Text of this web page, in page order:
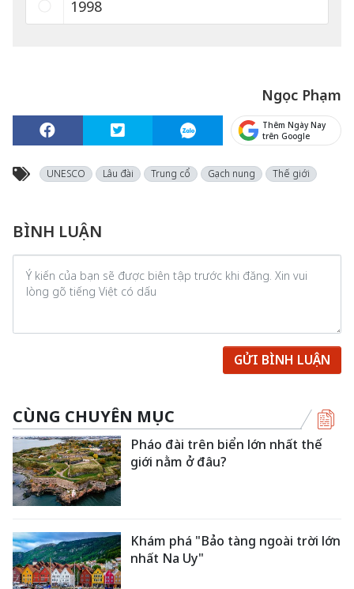
1998
Ngọc Phạm
Thêm Ngày Nay
trên Google
UNESCO Lâu đài Trung cổ Gạch nung Thế giới
BÌNH LUẬN
GỬI BÌNH LUẬN
CÙNG CHUYÊN MỤC
Pháo đài trên biển lớn nhất thế
giới nằm ở đâu?
Khám phá "Bảo tàng ngoài trời lớn
nhất Na Uy"